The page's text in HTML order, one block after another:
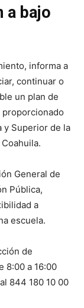
a bajo
informa a
continuar o
un plan de
proporcionado
y Superior de la
General de
Pública,
a
escuela.
de
8:00 a 16:00
844 180 10 00